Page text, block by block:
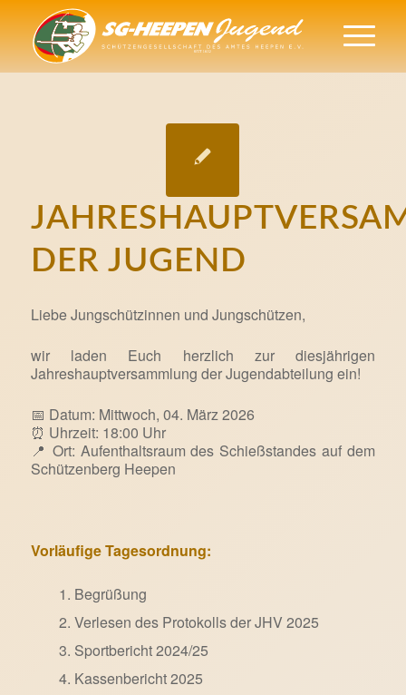
DER JUGEND
Liebe Jungschützinnen und Jungschützen,
wir laden Euch herzlich zur diesjährigen
Jahreshauptversammlung der Jugendabteilung ein!
📅 Datum: Mittwoch, 04. März 2026
⏰ Uhrzeit: 18:00 Uhr
📍 Ort: Aufenthaltsraum des Schießstandes auf dem
Schützenberg Heepen
Vorläufige Tagesordnung:
Begrüßung
Verlesen des Protokolls der JHV 2025
Sportbericht 2024/25
Kassenbericht 2025